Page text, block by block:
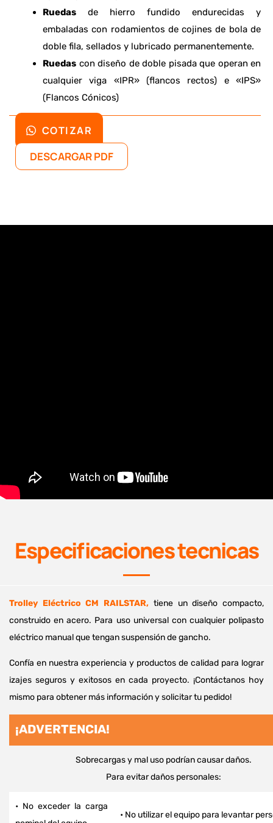
Ruedas de hierro fundido endurecidas y
embaladas con rodamientos de cojines de bola de
doble fila, sellados y lubricado permanentemente.
Ruedas con diseño de doble pisada que operan en
cualquier viga «IPR» (flancos rectos) e «IPS»
(Flancos Cónicos)
COTIZAR
DESCARGAR PDF
Especificaciones tecnicas
Trolley Eléctrico CM RAILSTAR, tiene un diseño compacto,
construido en acero. Para uso universal con cualquier polipasto
eléctrico manual que tengan suspensión de gancho.
Confía en nuestra experiencia y productos de calidad para lograr
izajes seguros y exitosos en cada proyecto. ¡Contáctanos hoy
mismo para obtener más información y solicitar tu pedido!
¡ADVERTENCIA!
Sobrecargas y mal uso podrían causar daños.
Para evitar daños personales:
• No exceder la carga
• No utilizar el equipo para levantar